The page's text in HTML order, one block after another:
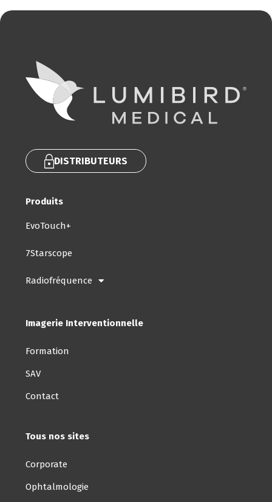
DISTRIBUTEURS
Produits
EvoTouch+
7Starscope
Radiofréquence
Imagerie Interventionnelle
Formation
SAV
Contact
Tous nos sites
Corporate
Ophtalmologie